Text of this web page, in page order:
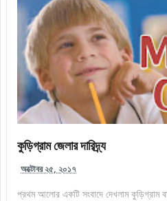
কুড়িগ্রাম জেলার দারিদ্র্য
অক্টোবর ২৫, ২০১৭
প্রথম আলোর একটি সংবাদে দেখলাম কুড়িগ্রাম